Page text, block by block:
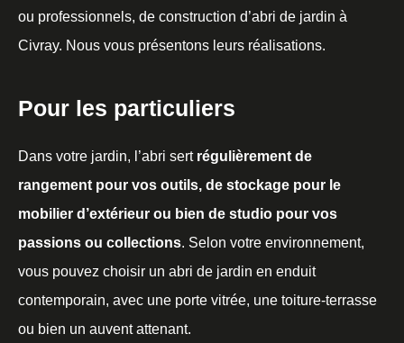
ou professionnels, de construction d’abri de jardin à
Civray. Nous vous présentons leurs réalisations.
Pour les particuliers
Dans votre jardin, l’abri sert régulièrement de
rangement pour vos outils, de stockage pour le
mobilier d’extérieur ou bien de studio pour vos
passions ou collections. Selon votre environnement,
vous pouvez choisir un abri de jardin en enduit
contemporain, avec une porte vitrée, une toiture-terrasse
ou bien un auvent attenant.